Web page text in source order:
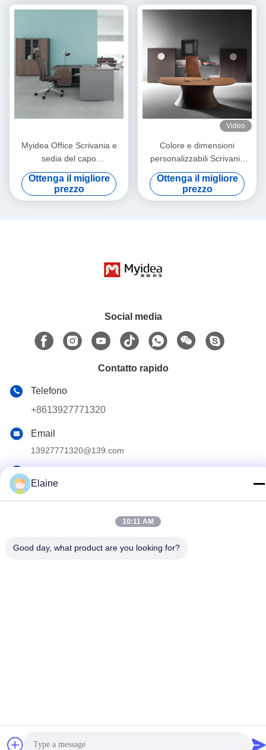
desk
Myidea Office Scrivania e
sedia del capo
Combinazione semplice
Presidente moderno
Manager Single Office Desk
Ottenga il migliore
prezzo
Video
Colore e dimensioni
personalizzabili Scrivania
dirigente Presidente Tavolo
Commerciale Arredamento
per ufficio Supporto
Ottenga il migliore
prezzo
Social media
Contatto rapido
Telefono
+8613927771320
Email
13927771320@139.com
Edificio G, secondo piano, n. 6 Qihang Avenue, città di
Jiujiang, distretto di Nanhai, città di Foshan, provincia di
Norme sulla privacy|Mappa del sito
Elaine
10:11 AM
Good day, what product are you looking for?